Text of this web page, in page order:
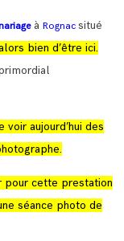
à Rognac situé
bien d’être ici.
aujourd’hui des
pour cette prestation
séance photo de